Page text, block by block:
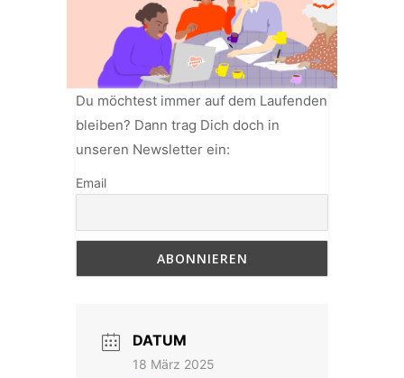
Du möchtest immer auf dem Laufenden
bleiben? Dann trag Dich doch in
unseren Newsletter ein:
Email
DATUM
18 März 2025